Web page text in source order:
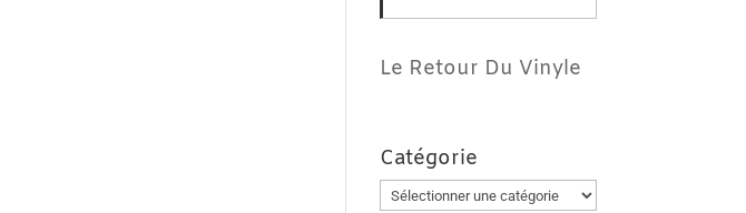
Le Retour Du Vinyle
Catégorie
Catégorie